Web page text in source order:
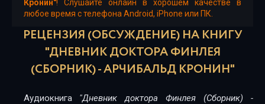
2. Профессиональный этикет
4. Джанет вне себя
5. Моральная дилемма
6. Аппендикс доктора Камерона
Кронин"! Слушайте онлайн в хорошем качестве в
любое время с телефона Android, iPhone или ПК.
РЕЦЕНЗИЯ (ОБСУЖДЕНИЕ) НА КНИГУ
"ДНЕВНИК ДОКТОРА ФИНЛЕЯ
(СБОРНИК) - АРЧИБАЛЬД КРОНИН"
Аудиокнига "Дневник доктора Финлея (Сборник) -